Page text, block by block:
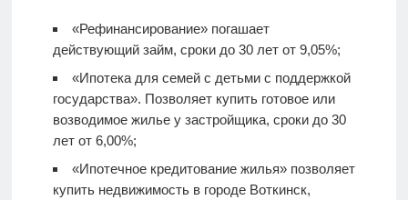
«Рефинансирование» погашает
действующий займ, сроки до 30 лет от 9,05%;
«Ипотека для семей с детьми с поддержкой
государства». Позволяет купить готовое или
возводимое жилье у застройщика, сроки до 30
лет от 6,00%;
«Ипотечное кредитование жилья» позволяет
купить недвижимость в городе Воткинск,